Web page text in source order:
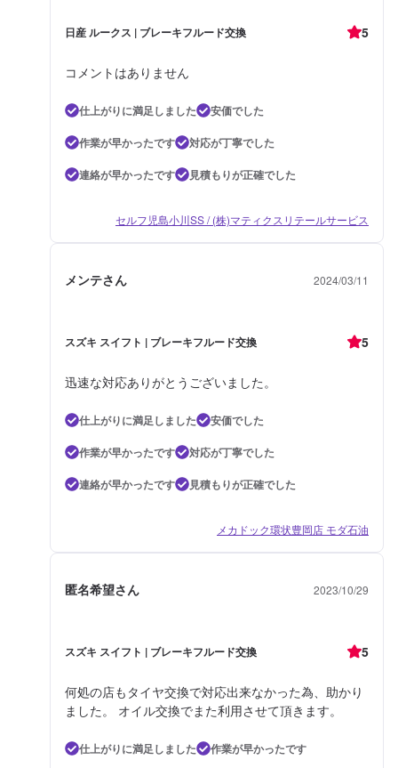
日産 ルークス | ブレーキフルード交換 5
コメントはありません
仕上がりに満足しました
安価でした
作業が早かったです
対応が丁寧でした
連絡が早かったです
見積もりが正確でした
セルフ児島小川SS / (株)マティクスリテールサービス
メンテさん 2024/03/11
スズキ スイフト | ブレーキフルード交換 5
迅速な対応ありがとうございました。
仕上がりに満足しました
安価でした
作業が早かったです
対応が丁寧でした
連絡が早かったです
見積もりが正確でした
メカドック環状豊岡店 モダ石油
匿名希望さん 2023/10/29
スズキ スイフト | ブレーキフルード交換 5
何処の店もタイヤ交換で対応出来なかった為、助かり
ました。 オイル交換でまた利用させて頂きます。
仕上がりに満足しました
作業が早かったです